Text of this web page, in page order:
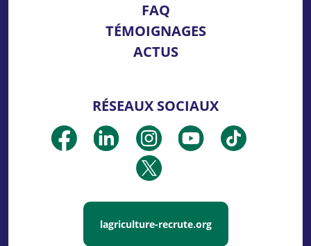
FAQ
TÉMOIGNAGES
ACTUS
RÉSEAUX SOCIAUX
lagriculture-recrute.org